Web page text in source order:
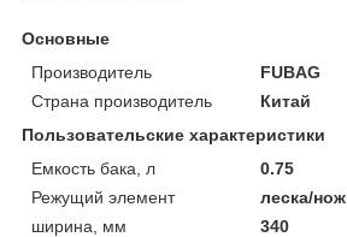
Основные
Производитель
FUBAG
Страна производитель
Китай
Пользовательские характеристики
Емкость бака, л
0.75
Режущий элемент
леска/нож
ширина, мм
340